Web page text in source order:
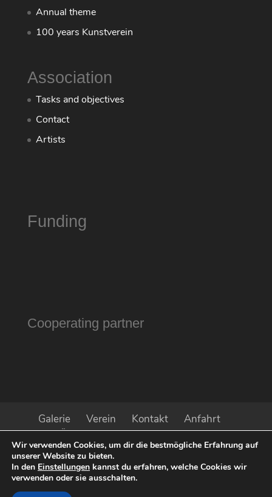
Annual theme
100 years Kunstverein
Association
Tasks and objectives
Contact
Artists
Funding
Cooperating partner
Galerie Verein Kontakt
Anfahrt
Öffnungszeiten
Impressum
Datenschutz
Aktuell
Presse
Sponsoren
Wir verwenden Cookies, um dir die bestmögliche Erfahrung auf
unserer Website zu bieten.
In den Einstellungen kannst du erfahren, welche Cookies wir
verwenden oder sie ausschalten.